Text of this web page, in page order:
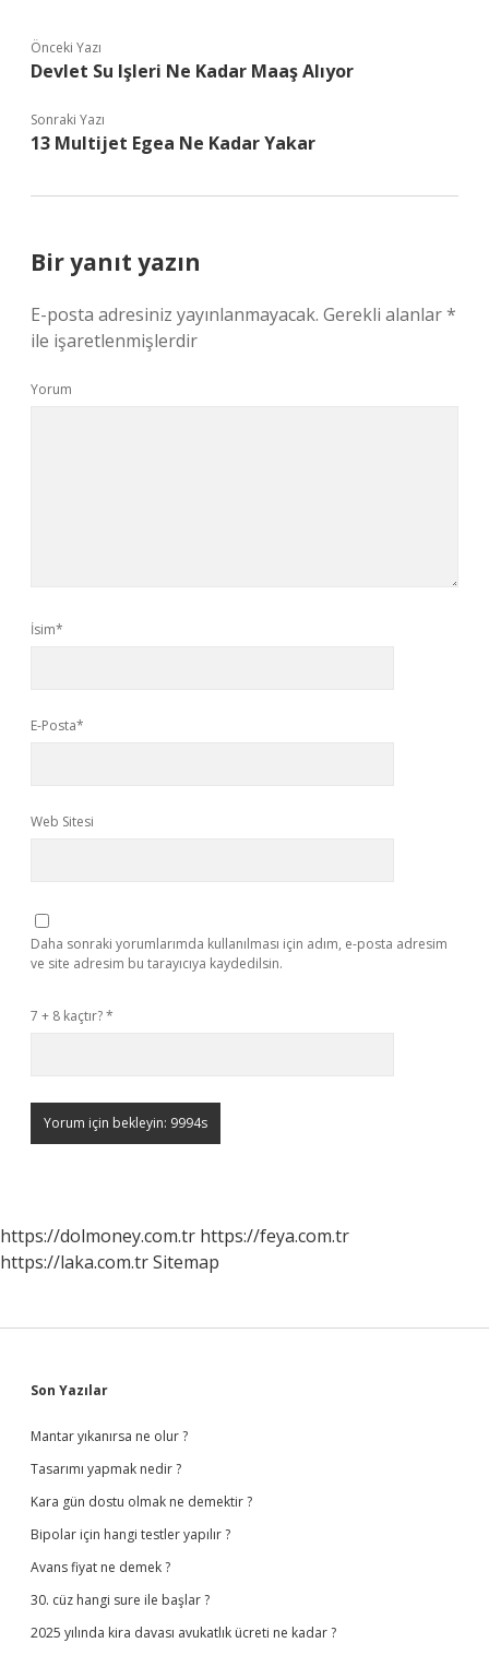
Önceki Yazı
Devlet Su Işleri Ne Kadar Maaş Alıyor
Sonraki Yazı
13 Multijet Egea Ne Kadar Yakar
Bir yanıt yazın
E-posta adresiniz yayınlanmayacak. Gerekli alanlar*
ile işaretlenmişlerdir
Yorum
İsim*
E-Posta*
Web Sitesi
Daha sonraki yorumlarımda kullanılması için adım, e-posta adresim
ve site adresim bu tarayıcıya kaydedilsin.
7 + 8 kaçtır?*
https://dolmoney.com.tr https://feya.com.tr
https://laka.com.trSitemap
Sidebar
Son Yazılar
Mantar yıkanırsa ne olur ?
Tasarımı yapmak nedir ?
Kara gün dostu olmak ne demektir ?
Bipolar için hangi testler yapılır ?
Avans fiyat ne demek ?
30. cüz hangi sure ile başlar ?
2025 yılında kira davası avukatlık ücreti ne kadar ?